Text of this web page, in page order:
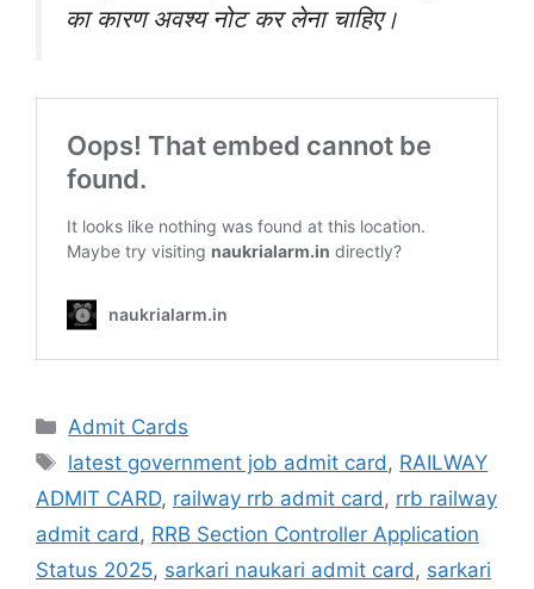
का कारण अवश्य नोट कर लेना चाहिए।
Admit Cards
latest government job admit card , RAILWAY
ADMIT CARD, railway rrb admit card , rrb railway
admit card , RRB Section Controller Application
Status 2025, sarkari naukari admit card , sarkari